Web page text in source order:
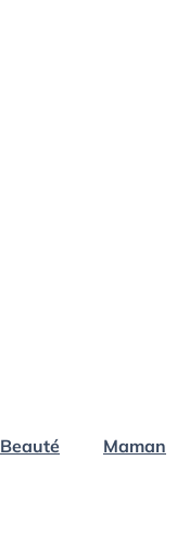
Beauté Maman